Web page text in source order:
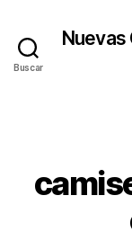
Buscar
Nuevas